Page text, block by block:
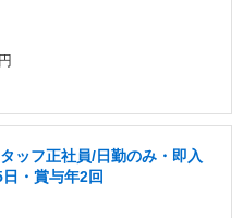
ッフ正社員/日勤のみ・即入
・賞与年2回